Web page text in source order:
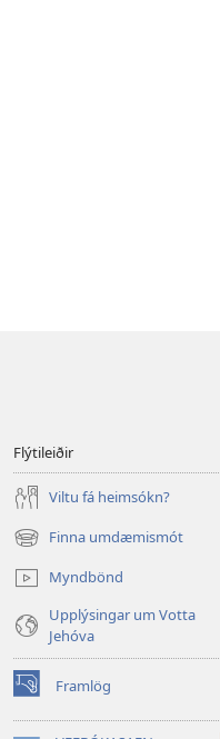
Flýtileiðir
Viltu fá heimsókn?
Finna umdæmismót
(opnast
í
nýjum
glugga)
Myndbönd
Upplýsingar um Votta
Jehóva
Framlög
(opnast
í